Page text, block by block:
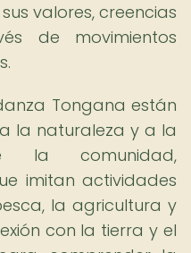
valores, creencias
de movimientos
Tongana están
la naturaleza y a la
la comunidad,
imitan actividades
la agricultura y
con la tierra y el